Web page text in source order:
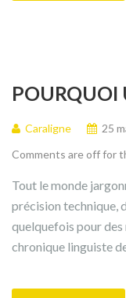
POURQUOI
Caraligne 25
Comments are off for
Tout le monde
précision technique,
quelquefois pour des
chronique linguiste